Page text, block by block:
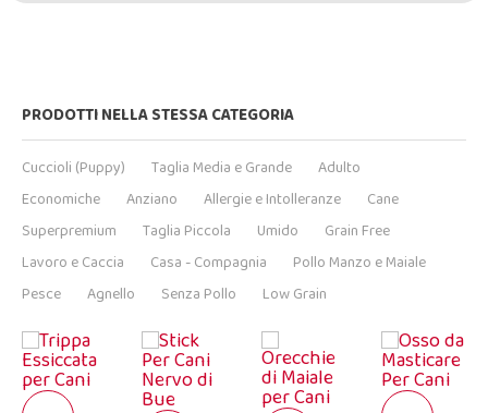
PRODOTTI NELLA STESSA CATEGORIA
Cuccioli (Puppy) Taglia Media e Grande
Adulto
Economiche
Anziano Allergie e Intolleranze
Cane
Superpremium
Taglia Piccola Umido
Grain Free
Lavoro e Caccia
Casa - Compagnia
Pollo Manzo e Maiale
Pesce
Agnello Senza Pollo Low Grain